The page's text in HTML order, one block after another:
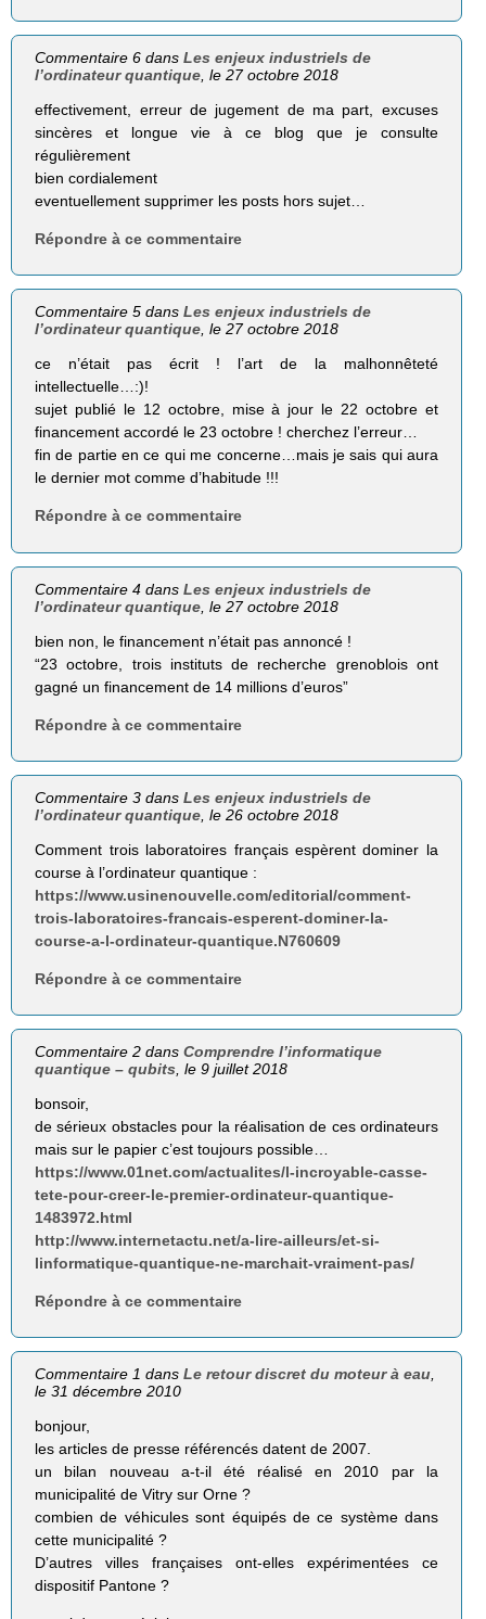
Commentaire 6 dansLes enjeux industriels de
l’ordinateur quantique , le 27 octobre 2018
effectivement, erreur de jugement de ma part, excuses
sincères et longue vie à ce blog que je consulte
régulièrement
bien cordialement
eventuellement supprimer les posts hors sujet…
Répondre à ce commentaire
Commentaire 5 dansLes enjeux industriels de
l’ordinateur quantique, le 27 octobre 2018
ce n’était pas écrit ! l’art de la malhonnêteté
intellectuelle…:)!
sujet publié le 12 octobre, mise à jour le 22 octobre et
financement accordé le 23 octobre ! cherchez l’erreur…
fin de partie en ce qui me concerne…mais je sais qui aura
le dernier mot comme d’habitude !!!
Répondre à ce commentaire
Commentaire 4 dansLes enjeux industriels de
l’ordinateur quantique , le 27 octobre 2018
bien non, le financement n’était pas annoncé !
“23 octobre, trois instituts de recherche grenoblois ont
gagné un financement de 14 millions d’euros”
Répondre à ce commentaire
Commentaire 3 dansLes enjeux industriels de
l’ordinateur quantique , le 26 octobre 2018
Comment trois laboratoires français espèrent dominer la
course à l’ordinateur quantique :
https://www.usinenouvelle.com/editorial/comment-
trois-laboratoires-francais-esperent-dominer-la-
course-a-l-ordinateur-quantique.N760609
Répondre à ce commentaire
Commentaire 2 dansComprendre l’informatique
quantique – qubits , le 9 juillet 2018
bonsoir,
de sérieux obstacles pour la réalisation de ces ordinateurs
mais sur le papier c’est toujours possible…
https://www.01net.com/actualites/l-incroyable-casse-
tete-pour-creer-le-premier-ordinateur-quantique-
1483972.html
http://www.internetactu.net/a-lire-ailleurs/et-si-
linformatique-quantique-ne-marchait-vraiment-pas/
Répondre à ce commentaire
Commentaire 1 dansLe retour discret du moteur à eau,
le 31 décembre 2010
bonjour,
les articles de presse référencés datent de 2007.
un bilan nouveau a-t-il été réalisé en 2010 par la
municipalité de Vitry sur Orne ?
combien de véhicules sont équipés de ce système dans
cette municipalité ?
D’autres villes françaises ont-elles expérimentées ce
dispositif Pantone ?